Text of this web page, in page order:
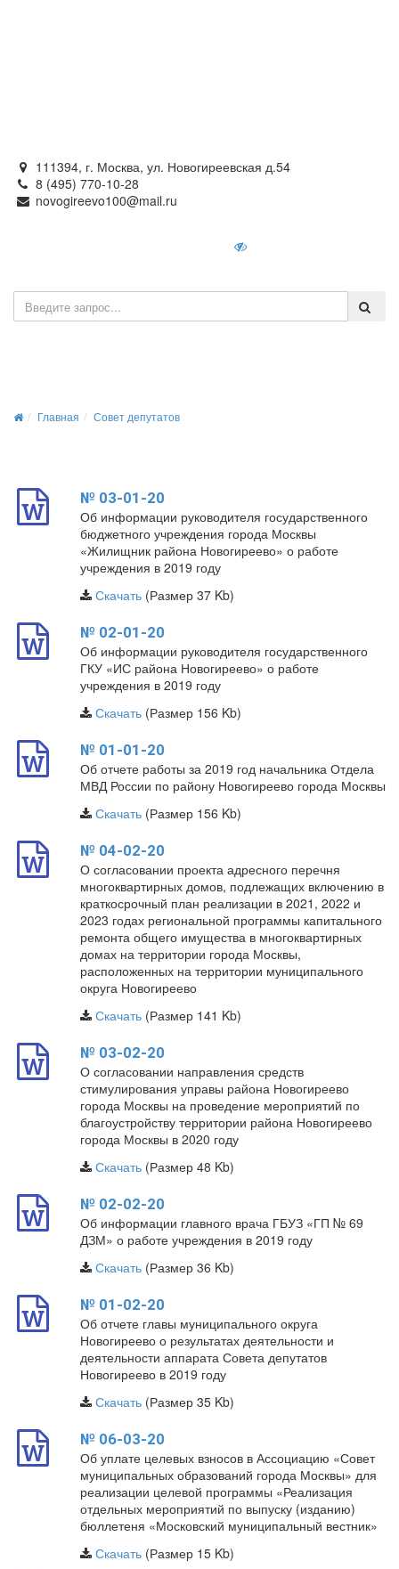
111394, г. Москва, ул. Новогиреевская д.54
8 (495) 770-10-28
novogireevo100@mail.ru
Главная Совет депутатов
№ 03-01-20
Об информации руководителя государственного
бюджетного учреждения города Москвы
«Жилищник района Новогиреево» о работе
учреждения в 2019 году
Скачать(Размер 37 Kb)
№ 02-01-20
Об информации руководителя государственного
ГКУ «ИС района Новогиреево» о работе
учреждения в 2019 году
Скачать(Размер 156 Kb)
№ 01-01-20
Об отчете работы за 2019 год начальника Отдела
МВД России по району Новогиреево города Москвы
Скачать(Размер 156 Kb)
№ 04-02-20
О согласовании проекта адресного перечня
многоквартирных домов, подлежащих включению в
краткосрочный план реализации в 2021, 2022 и
2023 годах региональной программы капитального
ремонта общего имущества в многоквартирных
домах на территории города Москвы,
расположенных на территории муниципального
округа Новогиреево
Скачать(Размер 141 Kb)
№ 03-02-20
О согласовании направления средств
стимулирования управы района Новогиреево
города Москвы на проведение мероприятий по
благоустройству территории района Новогиреево
города Москвы в 2020 году
Скачать(Размер 48 Kb)
№ 02-02-20
Об информации главного врача ГБУЗ «ГП № 69
ДЗМ» о работе учреждения в 2019 году
Скачать(Размер 36 Kb)
№ 01-02-20
Об отчете главы муниципального округа
Новогиреево о результатах деятельности и
деятельности аппарата Совета депутатов
Новогиреево в 2019 году
Скачать(Размер 35 Kb)
№ 06-03-20
Об уплате целевых взносов в Ассоциацию «Совет
муниципальных образований города Москвы» для
реализации целевой программы «Реализация
отдельных мероприятий по выпуску (изданию)
бюллетеня «Московский муниципальный вестник»
Скачать(Размер 15 Kb)